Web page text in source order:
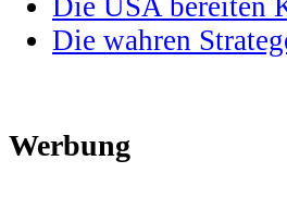
Die wahren
Werbung